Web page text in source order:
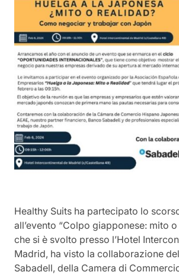
Healthy Suits ha partecipato lo
all’evento “Colpo giapponese: mito o
che si è svolto presso l’Hotel
Madrid, ha visto la collaborazione
Sabadell, della Camera di